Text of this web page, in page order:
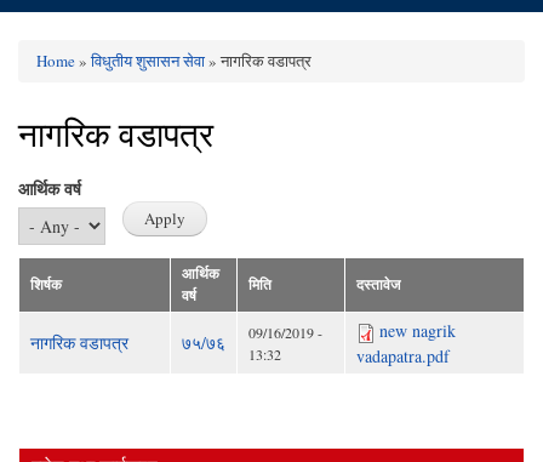
You are here
Home»विधुतीय शुसासन सेवा» नागरिक वडापत्र
नागरिक वडापत्र
आर्थिक वर्ष
शिर्षक
आर्थिक
वर्ष
मिति दस्तावेज
नागरिक वडापत्र ७५/७६
09/16/2019 -
13:32
new nagrik
vadapatra.pdf